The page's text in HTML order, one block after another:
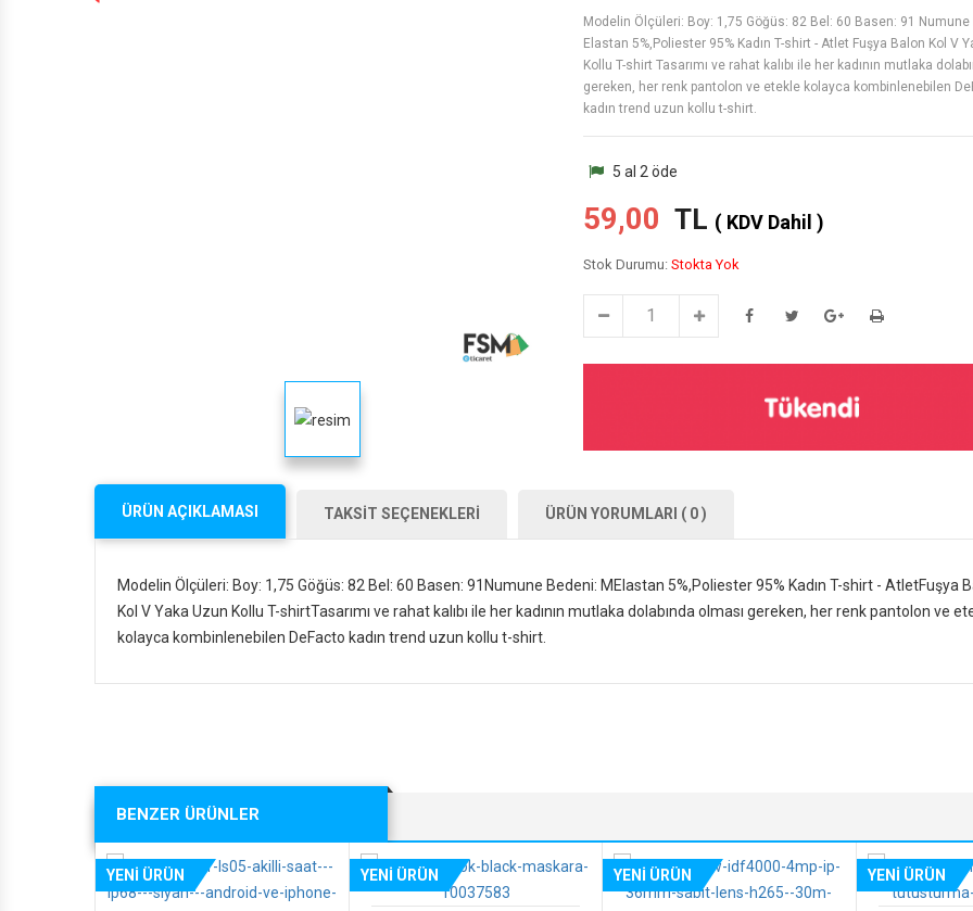
Modelin Ölçüleri: Boy: 1,75 Göğüs: 82 Bel: 60 Basen: 91 Numune
Elastan 5%,Poliester 95% Kadın T-shirt - Atlet Fuşya Balon Kol V
Kollu T-shirt Tasarımı ve rahat kalıbı ile her kadının mutlaka
gereken, her renk pantolon ve etekle kolayca kombinlenebilen
kadın trend uzun kollu t-shirt.
5 al 2 öde
59,00 TL ( KDV Dahil )
Stok Durumu: Stokta Yok
ÜRÜN AÇIKLAMASI TAKSİT SEÇENEKLERİ ÜRÜN YORUMLARI ( 0 )
Modelin Ölçüleri: Boy: 1,75 Göğüs: 82 Bel: 60 Basen: 91Numune Bedeni: MElastan 5%,Poliester 95% Kadın T-shirt - AtletFuşya
Kol V Yaka Uzun Kollu T-shirtTasarımı ve rahat kalıbı ile her kadının mutlaka dolabında olması gereken, her renk pantolon ve
kolayca kombinlenebilen DeFacto kadın trend uzun kollu t-shirt.
BENZER ÜRÜNLER
YENİ ÜRÜN YENİ ÜRÜN YENİ ÜRÜN